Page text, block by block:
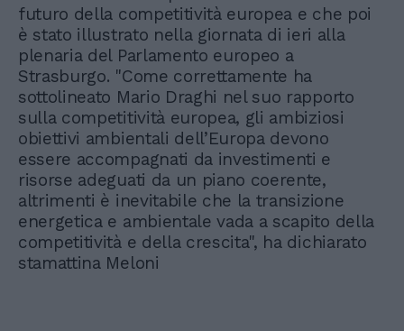
futuro della competitività europea e che poi
è stato illustrato nella giornata di ieri alla
plenaria del Parlamento europeo a
Strasburgo. "Come correttamente ha
sottolineato Mario Draghi nel suo rapporto
sulla competitività europea, gli ambiziosi
obiettivi ambientali dell’Europa devono
essere accompagnati da investimenti e
risorse adeguati da un piano coerente,
altrimenti è inevitabile che la transizione
energetica e ambientale vada a scapito della
competitività e della crescita", ha dichiarato
stamattina Meloni